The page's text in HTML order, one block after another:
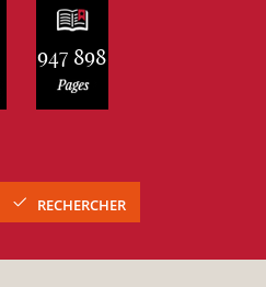
947 898
RECHERCHER